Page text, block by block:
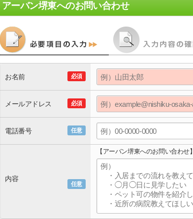
アーバン堺東へのお問い合わせ
必須
お名前
必須
メールアドレス
任意
電話番号
任意
内容
【アーバン堺東へのお問い合わせ】